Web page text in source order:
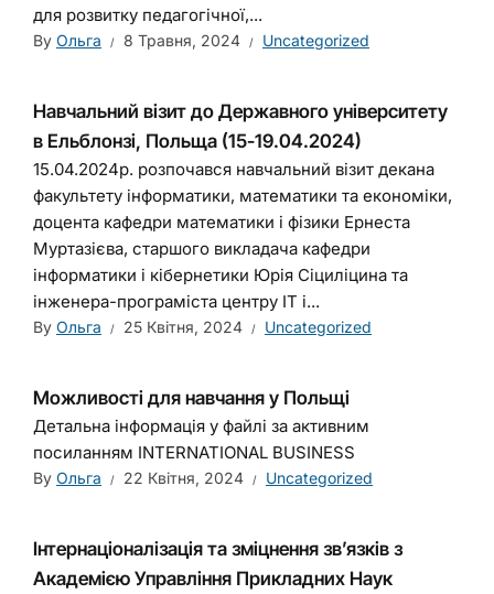
для розвитку педагогічної,...
By Ольга 8 Травня, 2024 Uncategorized
Навчальний візит до Державного університету
в Ельблонзі, Польща (15-19.04.2024)
15.04.2024р. розпочався навчальний візит декана
факультету інформатики, математики та економіки,
доцента кафедри математики і фізики Ернеста
Муртазієва, старшого викладача кафедри
інформатики і кібернетики Юрія Сіциліцина та
інженера-програміста центру ІТ і...
By Ольга 25 Квітня, 2024 Uncategorized
Можливості для навчання у Польщі
Детальна інформація у файлі за активним
посиланням INTERNATIONAL BUSINESS
By Ольга 22 Квітня, 2024 Uncategorized
Інтернаціоналізація та зміцнення зв’язків з
Академією Управління Прикладних Наук